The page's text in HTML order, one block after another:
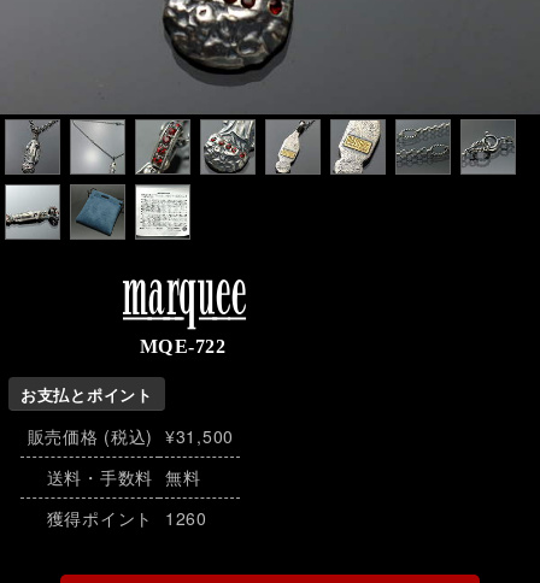
marquee
MQE-722
お支払とポイント
販売価格 (税込) ¥31,500
送料・手数料 無料
獲得ポイント
1260